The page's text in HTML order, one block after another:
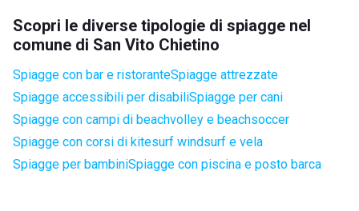
Scopri le diverse tipologie di spiagge nel
comune di San Vito Chietino
Spiagge con bar e ristoranteSpiagge attrezzate
Spiagge accessibili per disabiliSpiagge per cani
Spiagge con campi di beachvolley e beachsoccer
Spiagge con corsi di kitesurf windsurf e vela
Spiagge per bambiniSpiagge con piscina e posto barca